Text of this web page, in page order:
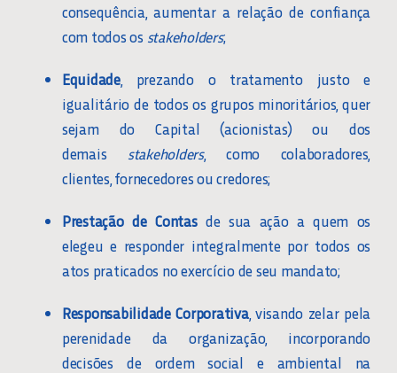
CENTRO DE CONHECIMENTO
consequência, aumentar a relação de confiança
com todos os stakeholders;
Equidade, prezando o tratamento justo e
igualitário de todos os grupos minoritários, quer
sejam do Capital (acionistas) ou dos
demais stakeholders, como colaboradores,
clientes, fornecedores ou credores;
Prestação de Contasde sua ação a quem os
elegeu e responder integralmente por todos os
atos praticados no exercício de seu mandato;
Responsabilidade Corporativa, visando zelar pela
perenidade da organização, incorporando
decisões de ordem social e ambiental na